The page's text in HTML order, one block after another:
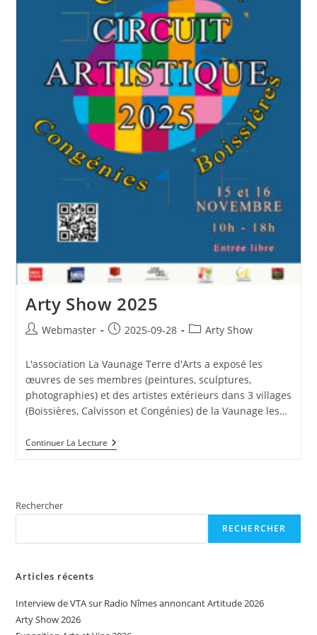
Arty Show 2025
Auteur/autrice
la
publication :
Webmaster
Publication
2025-09-28
PostArty Show
L'association La Vaunage Terre d'Arts a exposé les
œuvres de ses membres (peintures, sculptures,
photographies) et des artistes extérieurs dans 3 villages
(Boissières, Calvisson et Congénies) de la Vaunage les…
Continuer La LectureArty
Show
Rechercher
RECHERCHER
Articles récents
Interview de VTA sur Radio Nîmes annoncant Artitude 2026
Arty Show 2026